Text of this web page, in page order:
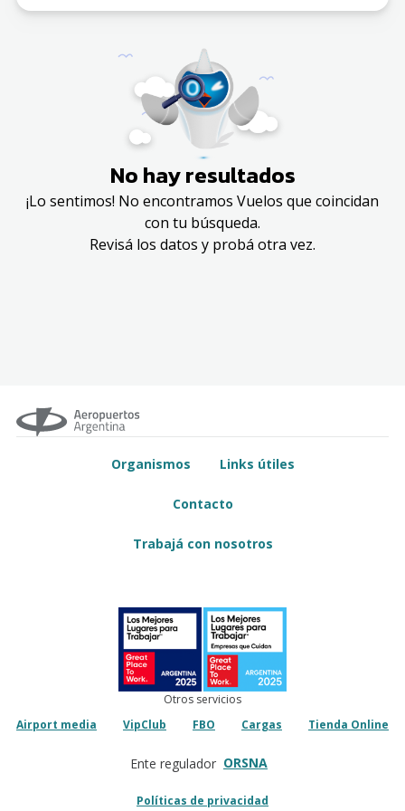
No hay resultados
¡Lo sentimos! No encontramos Vuelos que coincidan
con tu búsqueda.
Revisá los datos y probá otra vez.
Organismos Links útiles
Contacto
Trabajá con nosotros
Otros servicios
Airport media
VipClub FBO Cargas Tienda Online
Ente regulador ORSNA
Políticas de privacidad